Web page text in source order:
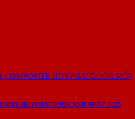
HUYPHATDOOR MỚI NHẤT 2025